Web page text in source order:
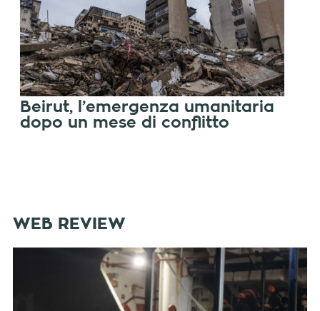
Beirut, l’emergenza umanitaria
dopo un mese di conflitto
WEB REVIEW